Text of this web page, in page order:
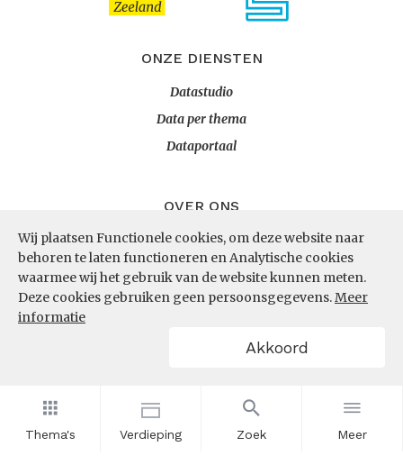
Thema's Verdieping Zoek Meer
Wij plaatsen Functionele cookies, om deze website naar
behoren te laten functioneren en Analytische cookies
waarmee wij het gebruik van de website kunnen meten.
Deze cookies gebruiken geen persoonsgegevens.Meer
informatie
Akkoord
ONZE DIENSTEN
Datastudio
Data per thema
Dataportaal
OVER ONS
InZicht
Contact